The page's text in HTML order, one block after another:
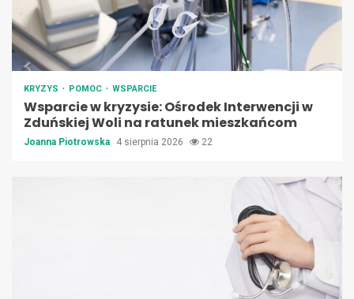
KRYZYS POMOC WSPARCIE
Wsparcie w kryzysie: Ośrodek Interwencji w
Zduńskiej Woli na ratunek mieszkańcom
Joanna Piotrowska 4 sierpnia 2026 22